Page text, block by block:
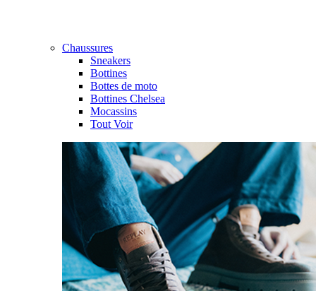
Chaussures
Sneakers
Bottines
Bottes de moto
Bottines Chelsea
Mocassins
Tout Voir